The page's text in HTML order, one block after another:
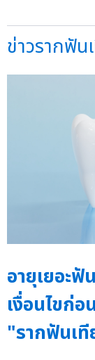
ข่าวรากฟั
อายุเยอะฟั
เงื่อนไขก่
"รากฟันเ